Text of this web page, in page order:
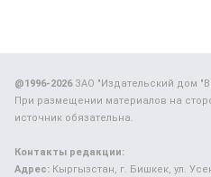
@1996-2026ЗАО "Издательский дом
При размещении материалов на
источник обязательна.
Контакты редакции:
Адрес: Кыргызстан, г. Бишкек, ул.